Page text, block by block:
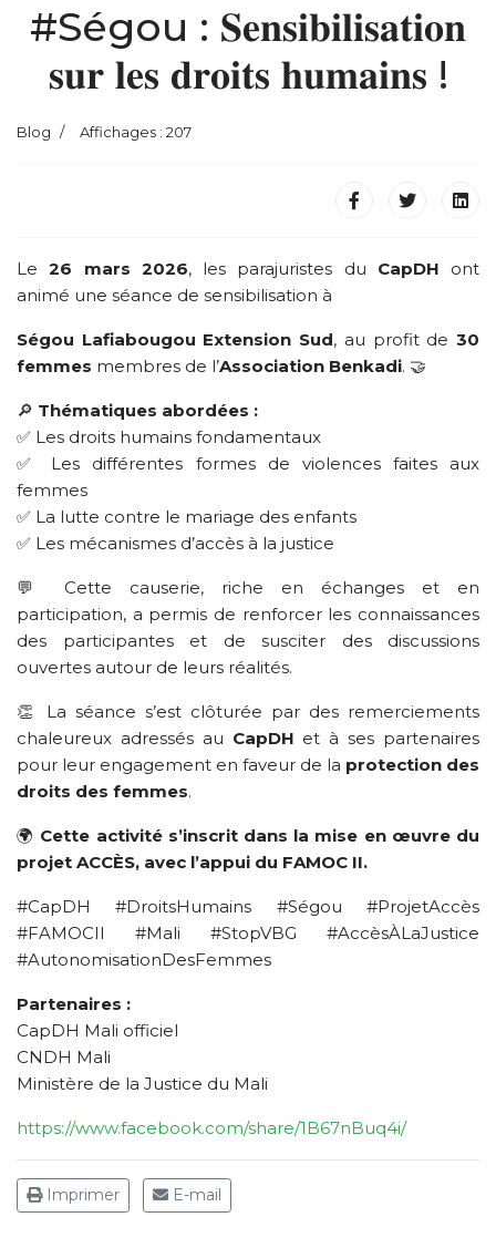
#Ségou : 𝐒𝐞𝐧𝐬𝐢𝐛𝐢𝐥𝐢𝐬𝐚𝐭𝐢𝐨𝐧
𝐬𝐮𝐫 𝐥𝐞𝐬 𝐝𝐫𝐨𝐢𝐭𝐬 𝐡𝐮𝐦𝐚𝐢𝐧𝐬 !
Blog Affichages : 207
Le26 mars 2026, les parajuristes du CapDH ont
animé une séance de sensibilisation à
Ségou Lafiabougou Extension Sud, au profit de30
femmes membres de l’Association Benkadi. 🤝
🔎 Thématiques abordées :
✅ Les droits humains fondamentaux
✅ Les différentes formes de violences faites aux
femmes
✅ La lutte contre le mariage des enfants
✅ Les mécanismes d’accès à la justice
💬 Cette causerie, riche en échanges et en
participation, a permis de renforcer les connaissances
des participantes et de susciter des discussions
ouvertes autour de leurs réalités.
👏 La séance s’est clôturée par des remerciements
chaleureux adressés au CapDH et à ses partenaires
pour leur engagement en faveur de la protection des
droits des femmes.
🌍 Cette activité s’inscrit dans la mise en œuvre du
projet ACCÈS, avec l’appui du FAMOC II.
#CapDH #DroitsHumains #Ségou #ProjetAccès
#FAMOCII #Mali #StopVBG #AccèsÀLaJustice
#AutonomisationDesFemmes
Partenaires :
CapDH Mali officiel
CNDH Mali
Ministère de la Justice du Mali
https://www.facebook.com/share/1B67nBuq4i/
Imprimer E-mail